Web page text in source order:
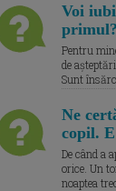
Voi
primul?
Pentru
de
Sunt
Ne
copil.
De când a
orice. Un
noaptea